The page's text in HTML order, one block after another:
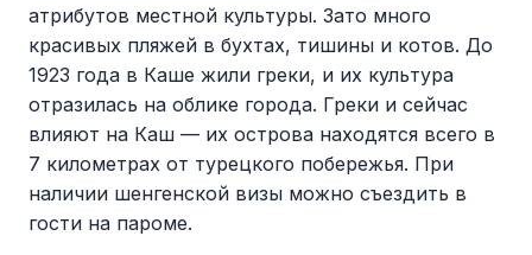
атрибутов местной культуры. Зато много
красивых пляжей в бухтах, тишины и котов. До
1923 года в Каше жили греки, и их культура
отразилась на облике города. Греки и сейчас
влияют на Каш — их острова находятся всего в
7 километрах от турецкого побережья. При
наличии шенгенской визы можно съездить в
гости на пароме.